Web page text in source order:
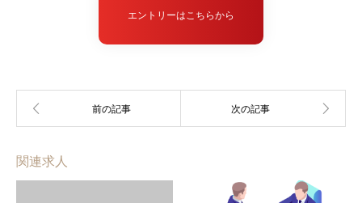
エントリーはこちらから
関連求人